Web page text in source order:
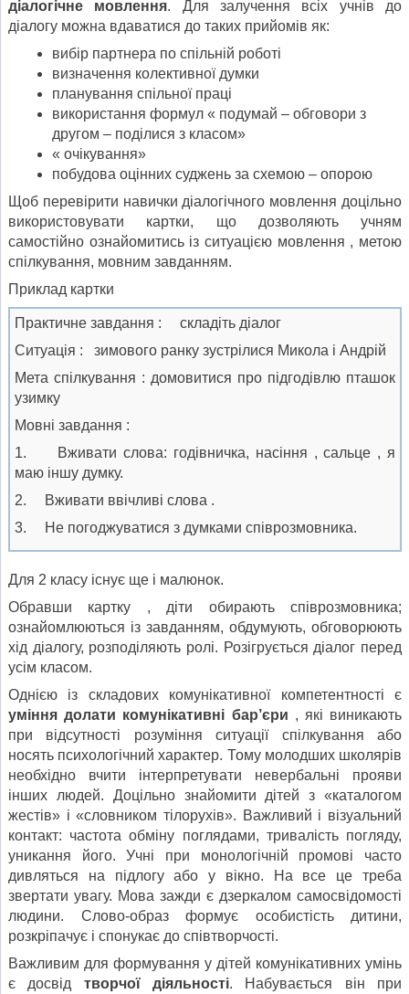
діалогічне мовлення. Для залучення всіх учнів до
діалогу можна вдаватися до таких прийомів як:
вибір партнера по спільній роботі
визначення колективної думки
планування спільної праці
використання формул « подумай – обговори з
другом – поділися з класом»
« очікування»
побудова оцінних суджень за схемою – опорою
Щоб перевірити навички діалогічного мовлення доцільно
використовувати картки, що дозволяють учням
самостійно ознайомитись із ситуацією мовлення , метою
спілкування, мовним завданням.
Приклад картки
Практичне завдання : складіть діалог
Ситуація : зимового ранку зустрілися Микола і Андрій
Мета спілкування : домовитися про підгодівлю пташок
узимку
Мовні завдання :
1. Вживати слова: годівничка, насіння , сальце , я
маю іншу думку.
2. Вживати ввічливі слова .
3. Не погоджуватися з думками співрозмовника.
Для 2 класу існує ще і малюнок.
Обравши картку , діти обирають співрозмовника;
ознайомлюються із завданням, обдумують, обговорюють
хід діалогу, розподіляють ролі. Розігрується діалог перед
усім класом.
Однією із складових комунікативної компетентності є
уміння долати комунікативні бар’єри , які виникають
при відсутності розуміння ситуації спілкування або
носять психологічний характер. Тому молодших школярів
необхідно вчити інтерпретувати невербальні прояви
інших людей. Доцільно знайомити дітей з «каталогом
жестів» і «словником тілорухів». Важливий і візуальний
контакт: частота обміну поглядами, тривалість погляду,
уникання його. Учні при монологічній промові часто
дивляться на підлогу або у вікно. На все це треба
звертати увагу. Мова зажди є дзеркалом самосвідомості
людини. Слово-образ формує особистість дитини,
розкріпачує і спонукає до співтворчості.
Важливим для формування у дітей комунікативних умінь
є досвід творчої діяльності. Набувається він при